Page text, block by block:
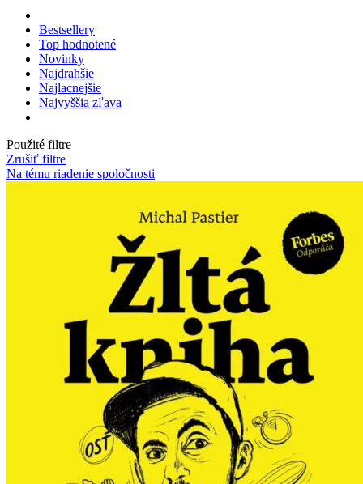
Bestsellery
Top hodnotené
Novinky
Najdrahšie
Najlacnejšie
Najvyššia zľava
Použité filtre
Zrušiť filtre
Na tému riadenie spoločnosti